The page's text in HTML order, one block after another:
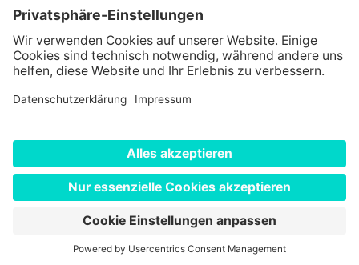
Lernen mit Viona
Alle Partner
Partner werden
Impressum
Nutzungsbedingungen
Cookie Einstellungen
Viona. Alle Rechte vorbehalten